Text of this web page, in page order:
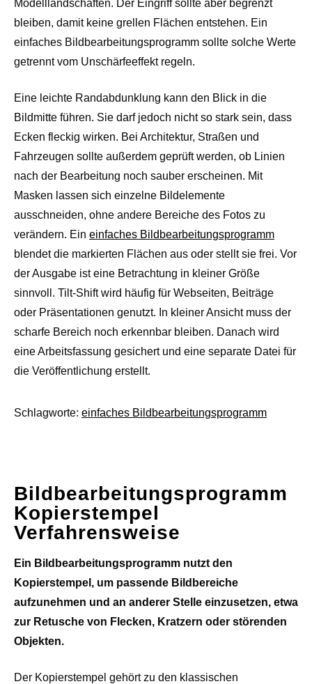
Modelllandschaften. Der Eingriff sollte aber begrenzt
bleiben, damit keine grellen Flächen entstehen. Ein
einfaches Bildbearbeitungsprogramm sollte solche Werte
getrennt vom Unschärfeeffekt regeln.
Eine leichte Randabdunklung kann den Blick in die
Bildmitte führen. Sie darf jedoch nicht so stark sein, dass
Ecken fleckig wirken. Bei Architektur, Straßen und
Fahrzeugen sollte außerdem geprüft werden, ob Linien
nach der Bearbeitung noch sauber erscheinen. Mit
Masken lassen sich einzelne Bildelemente
ausschneiden, ohne andere Bereiche des Fotos zu
verändern. Ein einfaches Bildbearbeitungsprogramm
blendet die markierten Flächen aus oder stellt sie frei. Vor
der Ausgabe ist eine Betrachtung in kleiner Größe
sinnvoll. Tilt-Shift wird häufig für Webseiten, Beiträge
oder Präsentationen genutzt. In kleiner Ansicht muss der
scharfe Bereich noch erkennbar bleiben. Danach wird
eine Arbeitsfassung gesichert und eine separate Datei für
die Veröffentlichung erstellt.
Schlagworte: einfaches Bildbearbeitungsprogramm
Bildbearbeitungsprogramm
Kopierstempel
Verfahrensweise
Ein Bildbearbeitungsprogramm nutzt den
Kopierstempel, um passende Bildbereiche
aufzunehmen und an anderer Stelle einzusetzen, etwa
zur Retusche von Flecken, Kratzern oder störenden
Objekten.
Der Kopierstempel gehört zu den klassischen